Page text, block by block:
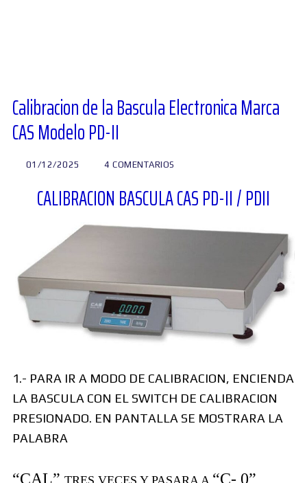
Buscar:
Calibracion de la Bascula Electronica Marca
CAS Modelo PD-II
01/12/2025 4 COMENTARIOS
CALIBRACION BASCULA CAS PD-II / PDII
1.- PARA IR A MODO DE CALIBRACION, ENCIENDA
LA BASCULA CON EL SWITCH DE CALIBRACION
PRESIONADO. EN PANTALLA SE MOSTRARA LA
PALABRA
“CAL” TRES VECES Y PASARA A “C- 0”